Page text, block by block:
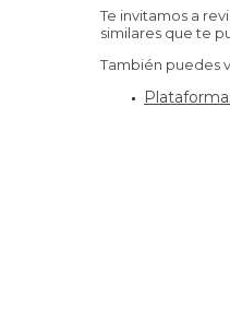
Te invitamos a
similares que te
También puedes